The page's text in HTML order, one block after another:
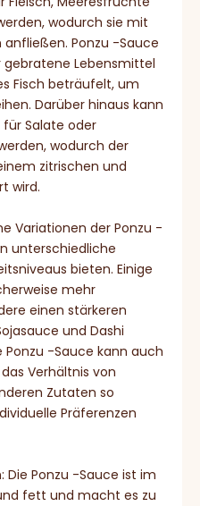
wodurch sie mit
Ponzu -Sauce
Lebensmittel
Fisch beträufelt, um
Darüber hinaus kann
für Salate oder
wodurch der
zitrischen und
wird.
Variationen der Ponzu -
unterschiedliche
bieten. Einige
mehr
einen stärkeren
und Dashi
-Sauce kann auch
Verhältnis von
Zutaten so
Präferenzen
Die Ponzu -Sauce ist im
fett und macht es zu